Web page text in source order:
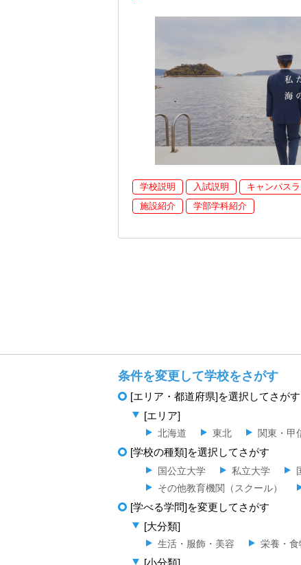
学校説明 入試説明 キャンパス
施設紹介
学部学科紹介
条件を変更して学校をさがす
[エリア・都道府県]を選択してさがす
[エリア]
北海道 東北 関東・甲
[学校の種類]を選択してさがす
国公立大学 私立大学
その他教育機関（スクール）
[学べる学問]を変更してさがす
[大分類]
生活・服飾・美容 栄養・食
[小分類]